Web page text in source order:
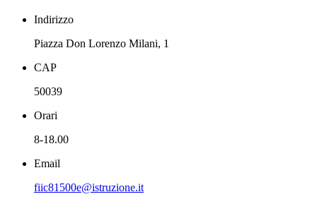
Indirizzo
Piazza Don Lorenzo Milani, 1
CAP
50039
Orari
8-18.00
Email
fiic81500e@istruzione.it